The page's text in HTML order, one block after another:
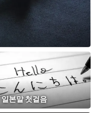
일본말 첫걸음